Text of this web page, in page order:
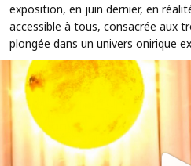
exposition, en juin dernier, en
accessible à tous, consacrée aux
plongée dans un univers onirique